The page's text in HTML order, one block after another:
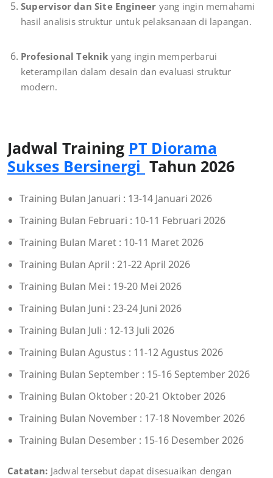
Supervisor dan Site Engineer yang ingin memahami
hasil analisis struktur untuk pelaksanaan di lapangan.
Profesional Teknik yang ingin memperbarui
keterampilan dalam desain dan evaluasi struktur
modern.
Jadwal Training PT Diorama
Sukses Bersinergi Tahun 2026
Training Bulan Januari : 13-14 Januari 2026
Training Bulan Februari : 10-11 Februari 2026
Training Bulan Maret : 10-11 Maret 2026
Training Bulan April : 21-22 April 2026
Training Bulan Mei : 19-20 Mei 2026
Training Bulan Juni : 23-24 Juni 2026
Training Bulan Juli : 12-13 Juli 2026
Training Bulan Agustus : 11-12 Agustus 2026
Training Bulan September : 15-16 September 2026
Training Bulan Oktober : 20-21 Oktober 2026
Training Bulan November : 17-18 November 2026
Training Bulan Desember : 15-16 Desember 2026
Catatan: Jadwal tersebut dapat disesuaikan dengan